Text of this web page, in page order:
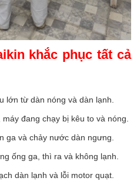
khắc phục tất cả
lớn từ dàn nóng và dàn lạnh.
đang chạy bị kêu to và nóng.
ga và chảy nước dàn ngưng.
ống ga, thì ra và không lạnh.
dàn lạnh và lỗi motor quạt.